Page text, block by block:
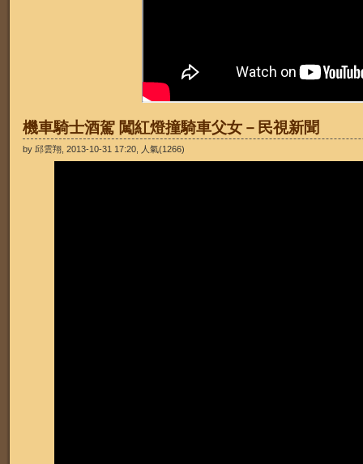
機車騎士酒駕 闖紅燈撞騎車父女－民視新聞
by 邱雲翔, 2013-10-31 17:20, 人氣(1266)